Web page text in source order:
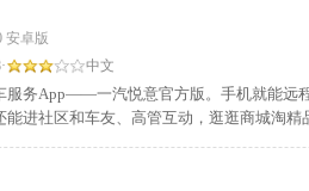
安卓版
· 中文
服务App——一汽悦意官方版。手机就能远
进社区和车友、高管互动，逛逛商城淘精